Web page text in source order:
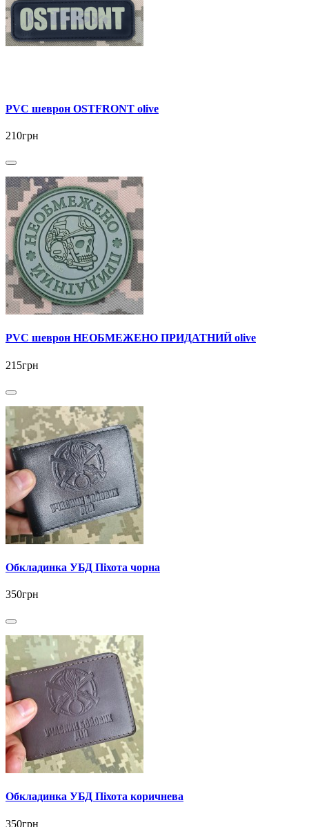
PVC шеврон OSTFRONT olive
210грн
PVC шеврон НЕОБМЕЖЕНО ПРИДАТНИЙ olive
215грн
Обкладинка УБД Піхота чорна
350грн
Обкладинка УБД Піхота коричнева
350грн